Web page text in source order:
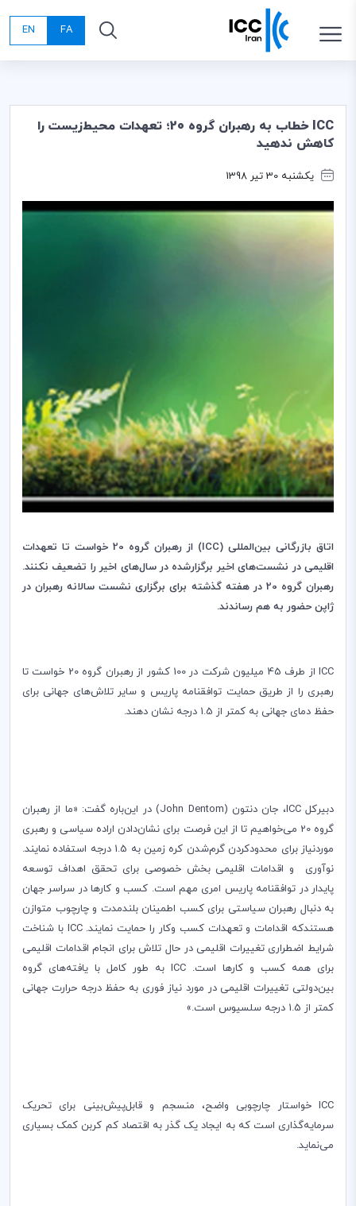
FA
EN
ICC خطاب به رهبران گروه 20؛ تعهدات محيط‌زيست را
كاهش ندهيد
یکشنبه 30 تیر 1398
اتاق بازرگانی بین‌المللی (CC I
) از رهبران گروه 20 خواست تا تعهدات
اقلیمی در نشست‌های اخیر برگزارشده در سال‌های اخیر را تضعیف نکنند.
رهبران گروه 20 در هفته گذشته برای برگزاری نشست سالانه رهبران در
ژاپن حضور به هم رساندند.
ICC
از طرف 45 میلیون شرکت در 100 کشور از رهبران گروه 20 خواست تا
رهبری را از طریق حمایت توافقنامه پاریس و سایر تلاش‌‌های جهانی برای
حفظ دمای جهانی به کمتر از 1.5 درجه نشان دهند.
دبیرکلICC، جان دنتون (John Dentom) در این‌باره گفت: «ما از رهبران
گروه 20 می‌خواهیم تا از این فرصت برای نشان‌دادن اراده سیاسی و رهبری
مورد‌نیاز برای محدود
کردن گرم‌شدن کره زمین به 1.5 درجه استفاده نمایند.
نوآوری‌ ‌ و اقدامات اقلیمی بخش خصوصی برای تحقق اهداف توسعه
پایدار در توافقنامه پاریس امری مهم است. کسب و کارها در سراسر جهان
به دنبال رهبران سیاستی برای کسب اطمینان بلند‌مدت و چارچوب متوازن
هستندکه اقدامات و تعهدات کسب وکار را حمایت نمایند. ‌ICC با شناخت
شرایط اضطراری تغییرات اقلیمی در حال تلاش برای انجام اقدامات اقلیمی
برای همه کسب و کارها است. ICC به طور کامل با یافته‌های گروه
بین‌دولتی تغییرات اقلیمی در موردنیاز فوری به حفظ درجه حرارت جهانی
کمتر از 1.5 درجه سلسیوس است.»
ICC خواستار چارچوبی واضح، منسجم و قابل‌پیش‌بینی برای تحریک
سرمایه‌گذاری است که به ایجاد یک گذر به اقتصاد کم کربن کمک بسیاری
می‌نماید.